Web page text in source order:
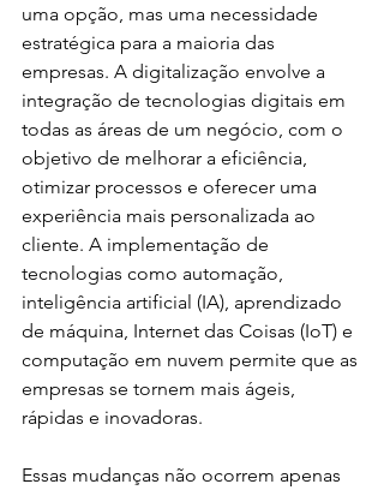
uma opção, mas uma necessidade
estratégica para a maioria das
empresas. A digitalização envolve a
integração de tecnologias digitais em
todas as áreas de um negócio, com o
objetivo de melhorar a eficiência,
otimizar processos e oferecer uma
experiência mais personalizada ao
cliente. A implementação de
tecnologias como automação,
inteligência artificial (IA), aprendizado
de máquina, Internet das Coisas (IoT) e
computação em nuvem permite que as
empresas se tornem mais ágeis,
rápidas e inovadoras.
Essas mudanças não ocorrem apenas